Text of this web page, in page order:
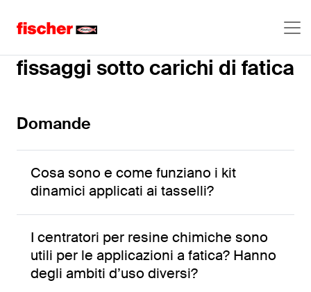
fissaggi sotto carichi di fatica
Domande
Cosa sono e come funziano i kit
dinamici applicati ai tasselli?
I centratori per resine chimiche sono
utili per le applicazioni a fatica? Hanno
degli ambiti d’uso diversi?